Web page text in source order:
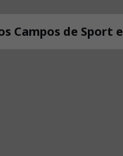
Campos de Sport